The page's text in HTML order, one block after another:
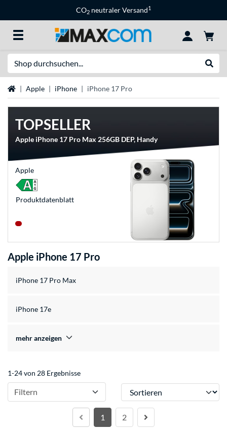
CO2 neutraler Versand1
Startseite
Apple iPhone iPhone 17 Pro
TOPSELLER
Apple iPhone 17 Pro Max 256GB DEP, Handy
Apple
Produkt­datenblatt
Apple iPhone 17 Pro
iPhone 17 Pro Max
iPhone 17e
mehr anzeigen
1-24 von 28 Ergebnisse
Filtern Sortieren
1 2